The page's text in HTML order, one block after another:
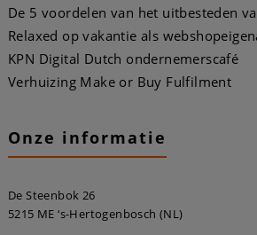
De 5 voordelen van het uitbesteden
Relaxed op vakantie als
KPN Digital Dutch ondernemerscafé
Verhuizing Make or Buy Fulfilment
Onze informatie
De Steenbok 26
5215 ME ‘s-Hertogenbosch (NL)